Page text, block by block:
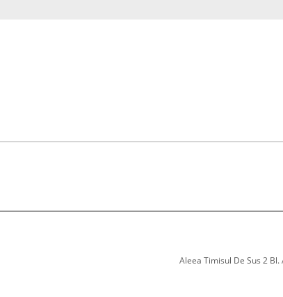
Aleea Timisul De Sus 2 Bl.